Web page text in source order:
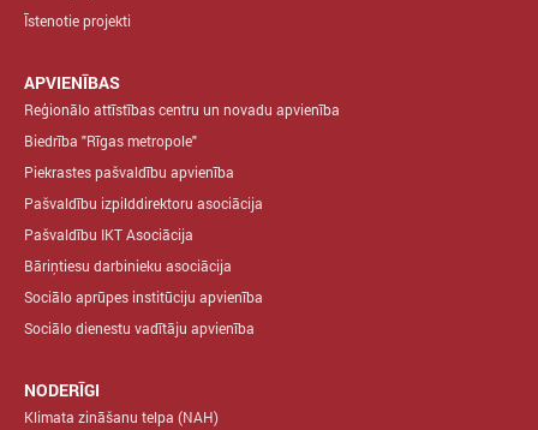
Īstenotie projekti
APVIENĪBAS
Reģionālo attīstības centru un novadu apvienība
Biedrība "Rīgas metropole"
Piekrastes pašvaldību apvienība
Pašvaldību izpilddirektoru asociācija
Pašvaldību IKT Asociācija
Bāriņtiesu darbinieku asociācija
Sociālo aprūpes institūciju apvienība
Sociālo dienestu vadītāju apvienība
NODERĪGI
Klimata zināšanu telpa (NAH)